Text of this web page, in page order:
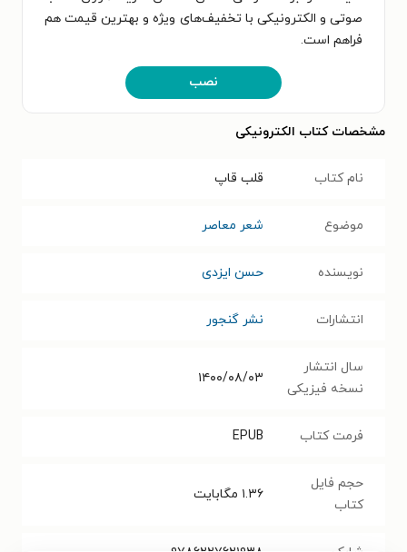
صوتی و الکترونیکی با تخفیف‌های ویژه و بهترین قیمت هم
فراهم است.
نصب
مشخصات کتاب الکترونیکی
نام کتاب قلب قاپ
موضوع شعر معاصر
نویسنده حسن ایزدی
انتشارات نشر گنجور
سال انتشار
نسخه فیزیکی
۱۴۰۰/۰۸/۰۳
فرمت کتاب EPUB
حجم فایل
کتاب
۱.۳۶ مگابایت